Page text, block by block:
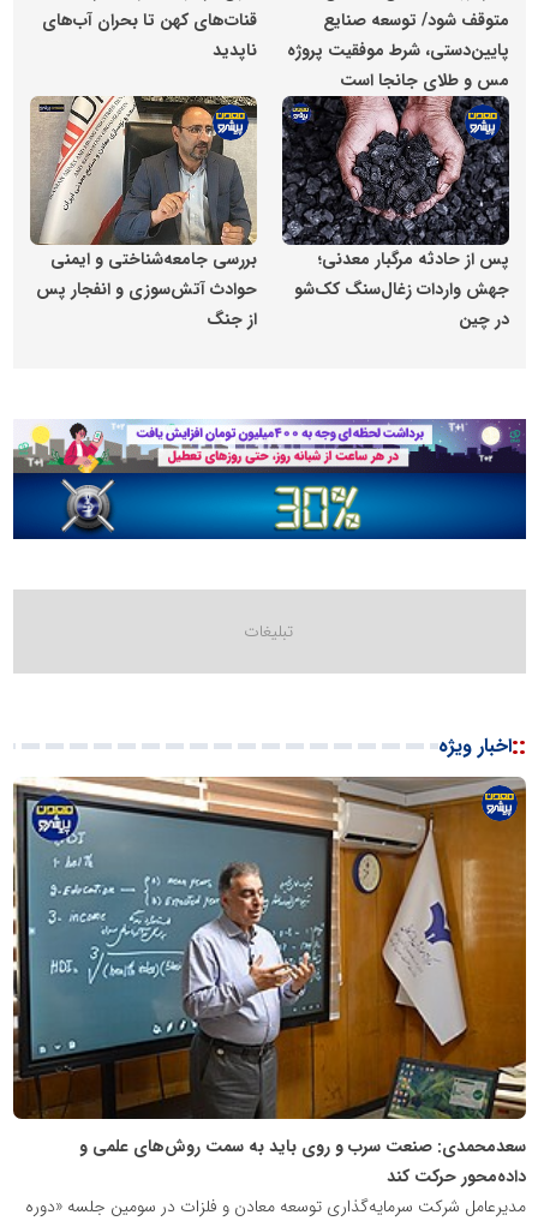
متوقف شود/ توسعه صنایع
پایین‌دستی، شرط موفقیت پروژه
مس و طلای جانجا است
قنات‌های کهن تا بحران آب‌های
ناپدید
پس از حادثه مرگبار معدنی؛
جهش واردات زغال‌سنگ کک‌شو
در چین
پایگاه اطلاع رسانی معدن پیشرو
بررسی جامعه‌شناختی و ایمنی
حوادث آتش‌سوزی و انفجار پس
از جنگ
پایگاه اطلاع رسانی معدن
::اخبار ویژه
سعدمحمدی: صنعت سرب و روی باید به سمت روش‌های علمی و
داده‌محور حرکت کند
مدیرعامل شرکت سرمایه‌گذاری توسعه معادن و فلزات در سومین جلسه «دوره
اطلاع
رسانی